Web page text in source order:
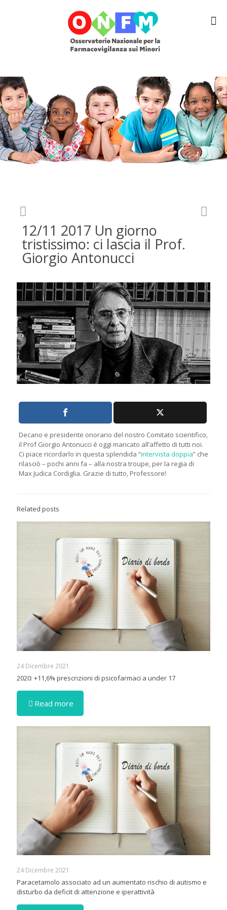
12/11 2017 Un giorno
tristissimo: ci lascia il Prof.
Giorgio Antonucci
Decano e presidente onorario del nostro Comitato scientifico,
il Prof Giorgio Antonucci è oggi mancato all’affetto di tutti noi.
Ci piace ricordarlo in questa splendida “intervista doppia” che
rilasciò – pochi anni fa – alla nostra troupe, per la regia di
Max Judica Cordiglia. Grazie di tutto, Professore!
Related posts
24 Dicembre 2021
2020: +11,6% prescrizioni di psicofarmaci a under 17
Read more
24 Dicembre 2021
Paracetamolo associato ad un aumentato rischio di autismo e
disturbo da deficit di attenzione e iperattività